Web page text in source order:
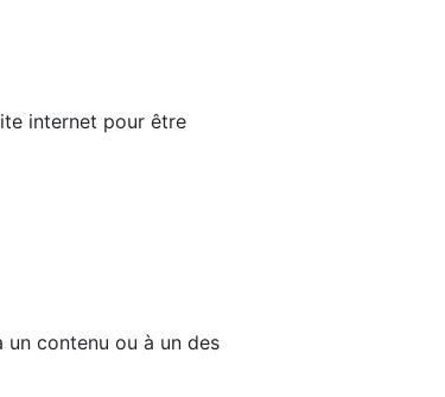
internet pour être
un contenu ou à un des